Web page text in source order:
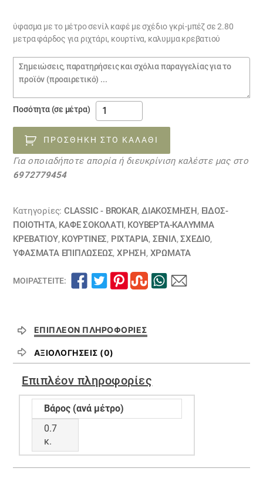
ύφασμα με το μέτρο σενίλ καφέ με σχέδιο γκρί-μπέζ σε 2.80
μετρα φάρδος για ριχτάρι, κουρτίνα, καλυμμα κρεβατιού
Σημειώσεις
παραγγελίας
Ποσότητα (σε μέτρα)
ύφασμα
σενίλ
20100002
ποσότητα
ΠΡΟΣΘΉΚΗ ΣΤΟ ΚΑΛΆΘΙ
Για οποιαδήποτε απορία ή διευκρίνιση καλέστε μας στο
6972779454
Κατηγορίες: CLASSIC - BROKAR,ΔΙΑΚΟΣΜΗΣΗ , ΕΙΔΟΣ-
ΠΟΙΟΤΗΤΑ, ΚΑΦΕ ΣΟΚΟΛΑΤΙ , ΚΟΥΒΈΡΤΑ-ΚΆΛΥΜΜΑ
ΚΡΕΒΑΤΙΟΎ, ΚΟΥΡΤΊΝΕΣ, ΡΙΧΤΆΡΙΑ, ΣΕΝΊΛ,ΣΧΕΔΙΟ,
ΥΦΆΣΜΑΤΑ ΕΠΙΠΛΏΣΕΩΣ, ΧΡΗΣΗ , ΧΡΏΜΑΤΑ
ΜΟΙΡΑΣΤΕΊΤΕ:
ΕΠΙΠΛΈΟΝ ΠΛΗΡΟΦΟΡΊΕΣ
ΑΞΙΟΛΟΓΉΣΕΙΣ (0)
Επιπλέον πληροφορίες
Βάρος (ανά μέτρο)
0.7
κ.